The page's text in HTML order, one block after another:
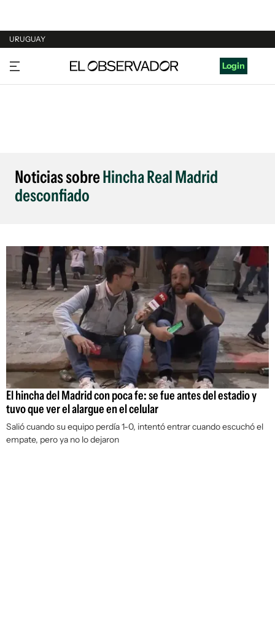
URUGUAY
URUGUAY
ARGENTINA
Login
Noticias sobreHincha Real Madrid
desconfiado
El hincha del Madrid con poca fe: se fue antes del estadio y
tuvo que ver el alargue en el celular
Salió cuando su equipo perdía 1-0, intentó entrar cuando escuchó el
empate, pero ya no lo dejaron